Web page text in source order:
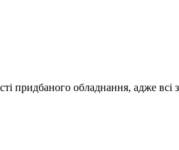
придбаного обладнання, адже